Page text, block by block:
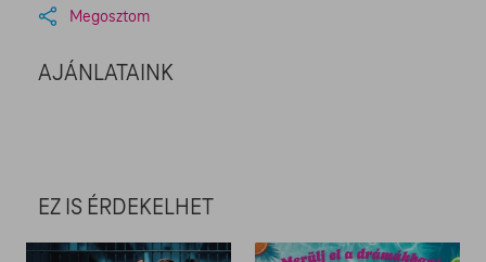
Megosztom
AJÁNLATAINK
EZ IS ÉRDEKELHET